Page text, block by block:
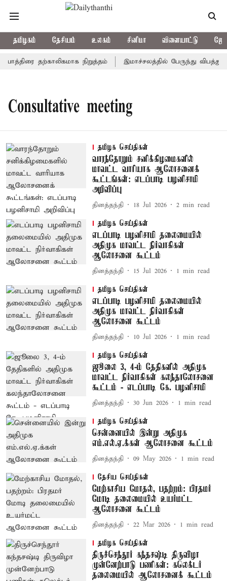
தமிழகம் தேசியம் உலகம் சினிமா விளையாட்டு
தற்காலிகமாக நிறுத்தம் இமாச்சலத்தில் பேருந்து
Consultative meeting
தமிழக செய்திகள்
வாரந்தோறும் சனிக்கிழமைகளில்
மாவட்ட வாரியாக ஆலோசனைக்
கூட்டங்கள்: எடப்பாடி பழனிசாமி
அறிவிப்பு
தினத்தந்தி 18 Jul 2026 2 min read
தமிழக செய்திகள்
எடப்பாடி பழனிசாமி தலைமையில்
அதிமுக மாவட்ட நிர்வாகிகள்
ஆலோசனை கூட்டம்
தினத்தந்தி 15 Jul 2026 1 min read
தமிழக செய்திகள்
எடப்பாடி பழனிசாமி தலைமையில்
அதிமுக மாவட்ட நிர்வாகிகள்
ஆலோசனை கூட்டம்
தினத்தந்தி 10 Jul 2026 1 min read
தமிழக செய்திகள்
ஜூலை 3, 4-ம் தேதிகளில் அதிமுக
மாவட்ட நிர்வாகிகள் கலந்தாலோசனை
கூட்டம் - எடப்பாடி கே. பழனிசாமி
தினத்தந்தி 30 Jun 2026 1 min read
தமிழக செய்திகள்
சென்னையில் இன்று அதிமுக
எம்.எல்.ஏ.க்கள் ஆலோசனை கூட்டம்
தினத்தந்தி 09 May 2026 1 min read
தேசிய செய்திகள்
மேற்காசிய மோதல், பதற்றம்: பிரதமர்
மோடி தலைமையில் உயர்மட்ட
ஆலோசனை கூட்டம்
தினத்தந்தி 22 Mar 2026 1 min read
தமிழக செய்திகள்
திருச்செந்தூர் கந்தசஷ்டி திருவிழா
முன்னேற்பாடு பணிகள்: கலெக்டர்
தலைமையில் ஆலோசனைக் கூட்டம்